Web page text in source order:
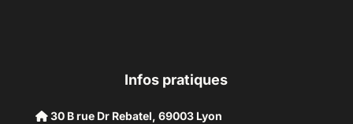
Infos pratiques
30 B rue Dr Rebatel, 69003 Lyon